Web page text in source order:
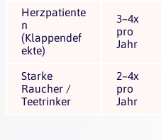
Herzpatiente
n
(Klappendef
ekte)
3–4x
pro
Jahr
Starke
Raucher /
Teetrinker
2–4x
pro
Jahr